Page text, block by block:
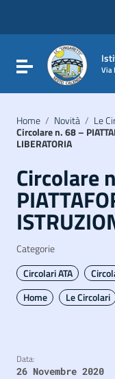
Vai al footer
Attiva / disattivaVia
Home / Novità / Le
Circolare n. 68 –
LIBERATORIA
Circolare
Categorie
Circolari ATA
Home
Le Circolari
Data:
26 Novembre 2020